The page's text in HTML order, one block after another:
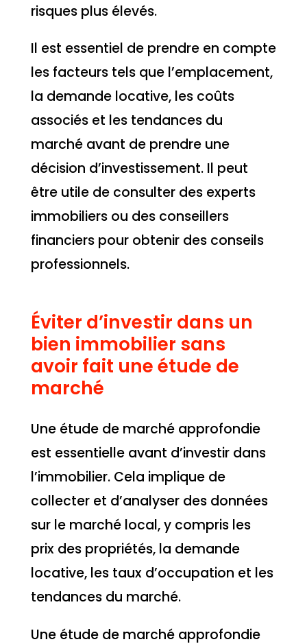
risques plus élevés.
Il est essentiel de prendre en compte
les facteurs tels que l’emplacement,
la demande locative, les coûts
associés et les tendances du
marché avant de prendre une
décision d’investissement. Il peut
être utile de consulter des experts
immobiliers ou des conseillers
financiers pour obtenir des conseils
professionnels.
Éviter d’investir dans un
bien immobilier sans
avoir fait une étude de
marché
Une étude de marché approfondie
est essentielle avant d’investir dans
l’immobilier. Cela implique de
collecter et d’analyser des données
sur le marché local, y compris les
prix des propriétés, la demande
locative, les taux d’occupation et les
tendances du marché.
Une étude de marché approfondie